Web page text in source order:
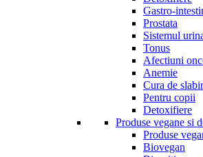
Gastro-
Prostata
Sistemul
Tonus
Afectiuni
Anemie
Cura de
Pentru copii
Detoxifiere
Produse vegane si
Produse
Biovegan